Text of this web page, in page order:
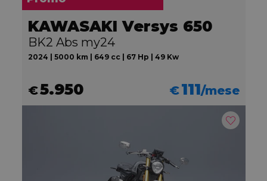
KAWASAKI Versys 650
BK2 Abs my24
2024 | 5000 km | 649 cc | 67 Hp | 49 Kw
€5.950 €111/mese